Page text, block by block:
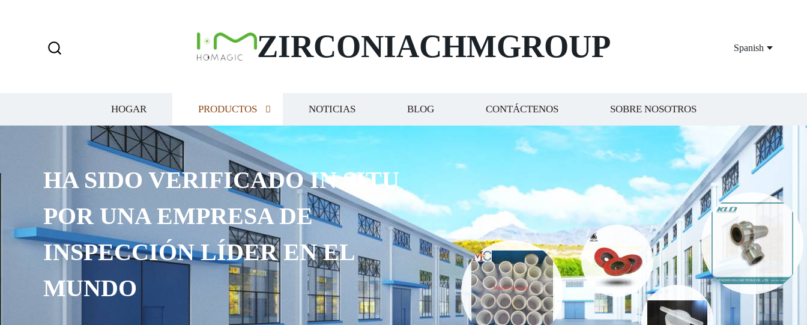
ZIRCONIACHMGROUP Spanish
HOGAR PRODUCTOS NOTICIAS BLOG CONTÁCTENOS SOBRE NOSOTROS
HA SIDO VERIFICADO IN SITU
POR UNA EMPRESA DE
INSPECCIÓN LÍDER EN EL
MUNDO